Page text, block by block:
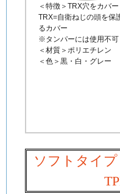
＜特徴＞TRX穴をカバー
TRX=自衛ねじの頭を保
るカバー
※タンパーには使用不可
＜材質＞ポリエチレン
＜色＞黒・白・グレー
ソフトタイプ